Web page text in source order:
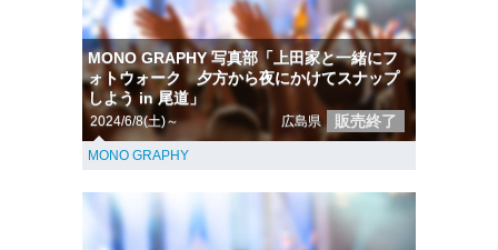
MONO GRAPHY 写真部「上田家と一緒にフ
ォトウォーク 夕方から夜にかけてスナップ
しよう in 尾道」
2024/6/8(土)～ 広島県 販売終了
MONO GRAPHY